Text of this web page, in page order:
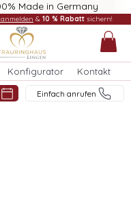
Made in Germany
Konfigurator Kontakt
Einfach anrufen
& 10 % Rabatt sichern!